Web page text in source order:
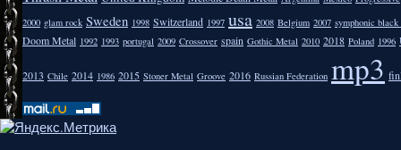
2000 glam rock Sweden 1998 Switzerland 1997 usa 2008 Belgium 2007 symphonic
Doom Metal 1992 1993 portugal 2009 Crossover spain Gothic Metal 2010 2018 Poland 1996
2013 Chile 2014 1986 2015 Stoner Metal Groove 2016 Russian Federation mp3